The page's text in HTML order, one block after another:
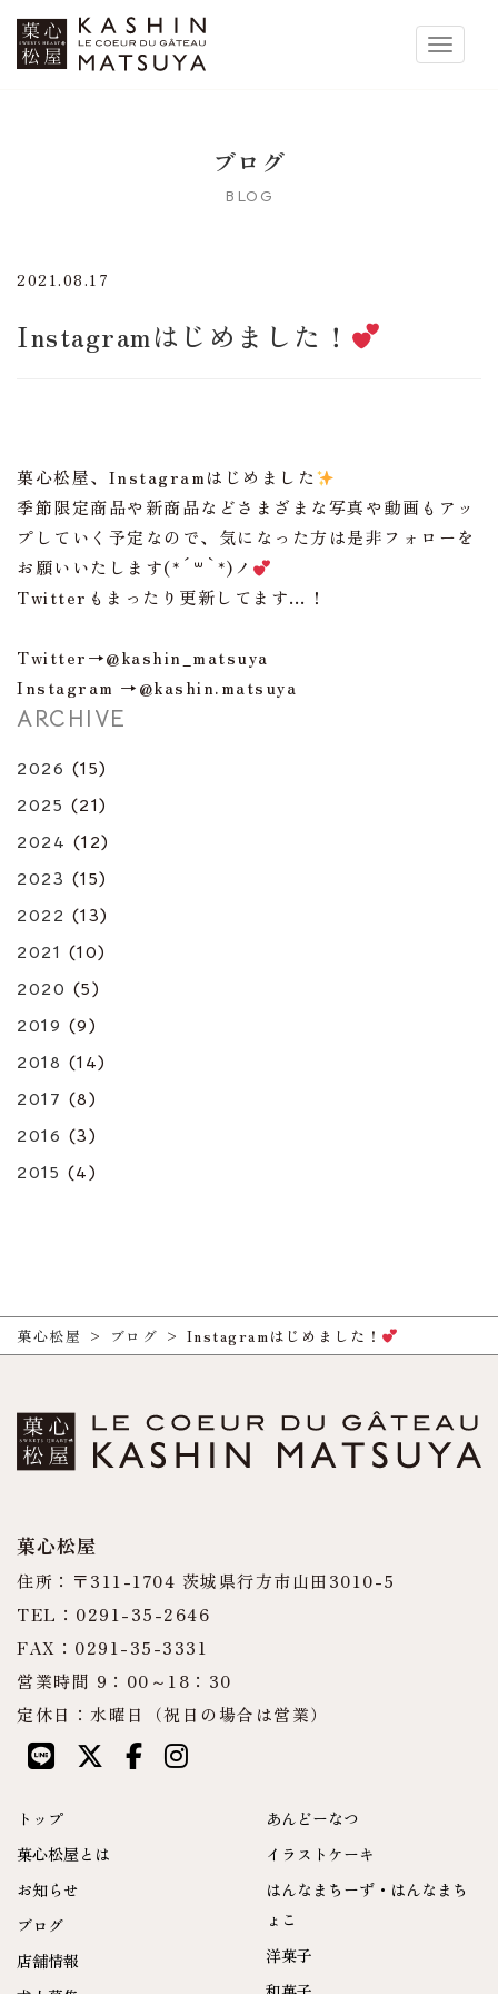
ブログ
BLOG
2021.08.17
Instagramはじめました！
菓心松屋、Instagramはじめました
季節限定商品や新商品などさまざまな写真や動画もアッ
プしていく予定なので、気になった方は是非フォローを
お願いいたします(*´꒳`*)ノ
Twitterもまったり更新してます…！
Twitter→@kashin_matsuya
Instagram →@kashin.matsuya
ARCHIVE
2026 (15)
2025 (21)
2024 (12)
2023 (15)
2022 (13)
2021 (10)
2020 (5)
2019 (9)
2018 (14)
2017 (8)
2016 (3)
2015 (4)
菓心松屋 > ブログ > Instagramはじめました！
菓心松屋
住所：〒311-1704 茨城県行方市山田3010-5
TEL：0291-35-2646
FAX：0291-35-3331
営業時間 9：00～18：30
定休日：水曜日（祝日の場合は営業）
トップ
菓心松屋とは
お知らせ
ブログ
店舗情報
あんどーなつ
イラストケーキ
はんなまちーず・はんなまち
ょこ
洋菓子